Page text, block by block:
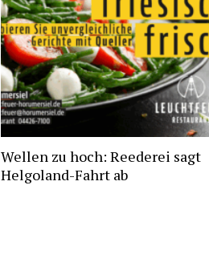
Wellen zu hoch: Reederei sagt
Helgoland-Fahrt ab